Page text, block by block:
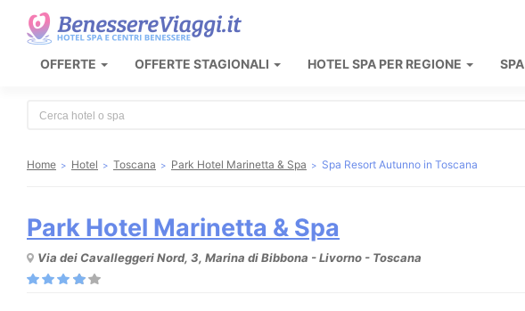
OFFERTE OFFERTE STAGIONALI HOTEL SPA PER REGIONE SPA
Home Hotel Toscana Park Hotel Marinetta & Spa Spa Resort Autunno in Toscana
Park Hotel Marinetta & Spa
Via dei Cavalleggeri Nord, 3, Marina di Bibbona - Livorno - Toscana